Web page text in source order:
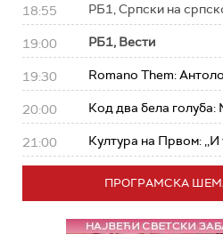
18:55 РБ1, Српски на
19:00 РБ1, Вести
19:30 Romano Them:
20:00 Код два бела голуба:
21:00 Култура на Првом: ,,И
ПРОГРАМСКА